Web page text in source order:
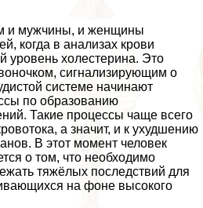
и мужчины, и женщины
когда в анализах крови
уровень холестерина. Это
сигнализирующим о
системе начинают
по образованию
Такие процессы чаще всего
а значит, и к ухудшению
В этот момент человек
о том, что необходимо
тяжёлых последствий для
на фоне высокого